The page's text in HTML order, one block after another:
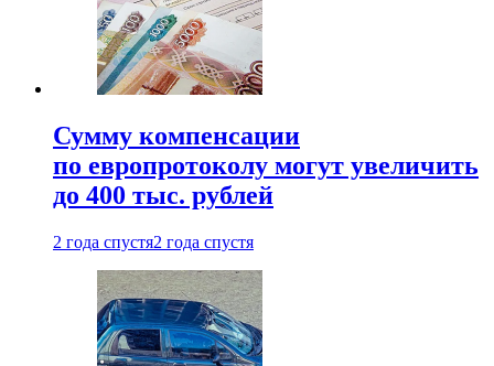
Сумму компенсации
по европротоколу могут увеличить
до 400 тыс. рублей
2 года спустя2 года спустя